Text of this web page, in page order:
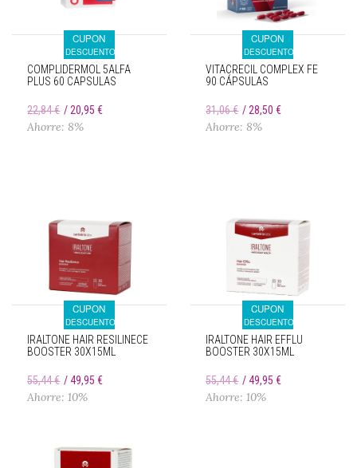
CUPON
DESCUENTO
COMPLIDERMOL 5ALFA
PLUS 60 CAPSULAS
22,84 € 20,95 €
Ahorre: 8%
CUPON
DESCUENTO
VITACRECIL COMPLEX FE
90 CÁPSULAS
31,06 € 28,50 €
Ahorre: 8%
CUPON
DESCUENTO
IRALTONE HAIR RESILINECE
BOOSTER 30X15ML
55,44 € 49,95 €
Ahorre: 10%
CUPON
DESCUENTO
IRALTONE HAIR EFFLU
BOOSTER 30X15ML
55,44 € 49,95 €
Ahorre: 10%